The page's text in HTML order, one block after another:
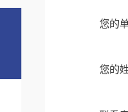
您的
您的